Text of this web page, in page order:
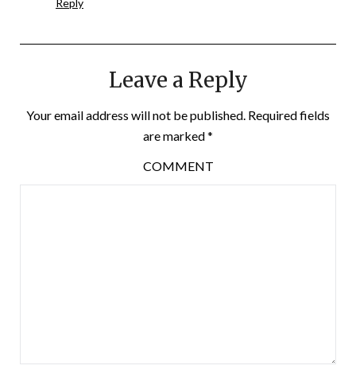
Reply
Leave a Reply
Your email address will not be published. Required fields
are marked*
COMMENT